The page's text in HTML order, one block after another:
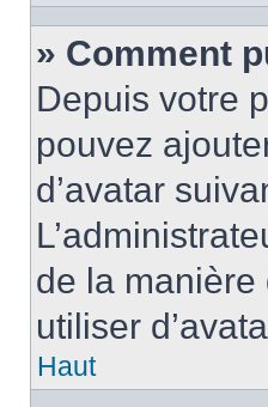
» Comment
Depuis votre
pouvez
d’avatar
de la manière
utiliser
Haut